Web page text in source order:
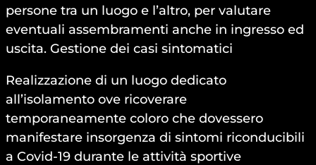
persone tra un luogo e l’altro, per valutare
eventuali assembramenti anche in ingresso ed
uscita. Gestione dei casi sintomatici
Realizzazione di un luogo dedicato
all’isolamento ove ricoverare
temporaneamente coloro che dovessero
manifestare insorgenza di sintomi riconducibili
a Covid-19 durante le attività sportive